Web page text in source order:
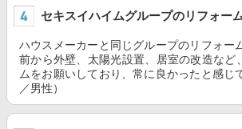
セキスイハイムグループのリフォー
ハウスメーカーと同じグループのリフォー
前から外壁、太陽光設置、居室の改造など
ムをお願いしており、常に良かったと感じ
／男性）